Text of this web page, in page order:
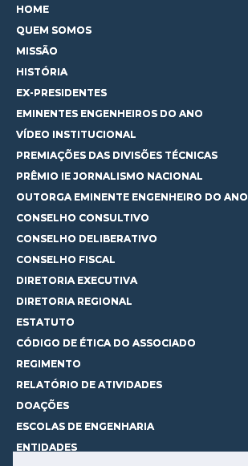
HOME
QUEM SOMOS
MISSÃO
HISTÓRIA
EX-PRESIDENTES
EMINENTES ENGENHEIROS DO ANO
VÍDEO INSTITUCIONAL
PREMIAÇÕES DAS DIVISÕES TÉCNICAS
PRÊMIO IE JORNALISMO NACIONAL
OUTORGA EMINENTE ENGENHEIRO DO ANO
CONSELHO CONSULTIVO
CONSELHO DELIBERATIVO
CONSELHO FISCAL
DIRETORIA EXECUTIVA
DIRETORIA REGIONAL
ESTATUTO
CÓDIGO DE ÉTICA DO ASSOCIADO
REGIMENTO
RELATÓRIO DE ATIVIDADES
DOAÇÕES
ESCOLAS DE ENGENHARIA
ENTIDADES